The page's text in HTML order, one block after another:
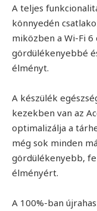
A teljes
könnyedén
miközben a Wi-Fi 6
gördülékenyebbé
élményt.
A készülék
kezekben van az
optimalizálja a
még sok minden
gördülékenyebb,
élményért.
A 100%-ban